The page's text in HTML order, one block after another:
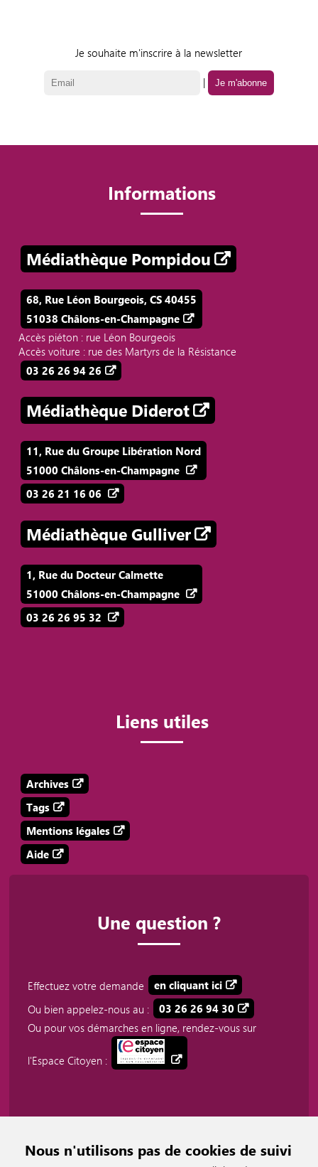
Nous n'utilisons pas de cookies de suivi
Je souhaite m'inscrire à la newsletter
|
Informations
Médiathèque Pompidou
68, Rue Léon Bourgeois, CS 40455
51038 Châlons-en-Champagne
Accès piéton : rue Léon Bourgeois
Accès voiture : rue des Martyrs de la Résistance
03 26 26 94 26
Médiathèque Diderot
11, Rue du Groupe Libération Nord
51000 Châlons-en-Champagne
03 26 21 16 06
Médiathèque Gulliver
1, Rue du Docteur Calmette
51000 Châlons-en-Champagne
03 26 26 95 32
Liens utiles
Archives
Tags
Mentions légales
Aide
Une question ?
Effectuez votre demande
en cliquant ici
Ou bien appelez-nous au :
03 26 26 94 30
Ou pour vos démarches en ligne, rendez-vous sur
l'Espace Citoyen :